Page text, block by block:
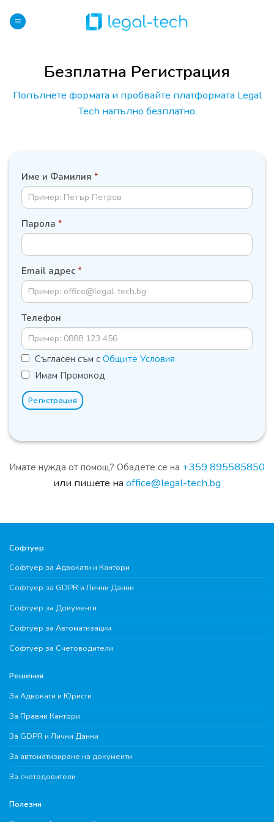
content
Безплатна Регистрация
Попълнете формата и пробвайте платформата Legal
Tech напълно безплатно.
НА
СЛУЖИТЕЛ
Име и Фамилия *
Парола *
Email адрес *
Телефон
Съгласен съм с Общите Условия
Имам Промокод
Регистрация
Имате нужда от помощ? Обадете се на +359 895585850
или пишете на office@legal-tech.bg
Софтуер
Софтуер за Адвокати и Кантори
Софтуер за GDPR и Лични Данни
Софтуер за Документи
Софтуер за Автоматизации
Софтуер за Счетоводители
Решения
За Адвокати и Юристи
За Правни Кантори
За GDPR и Лични Данни
За автоматизиране на документи
За счетодовители
Полезни